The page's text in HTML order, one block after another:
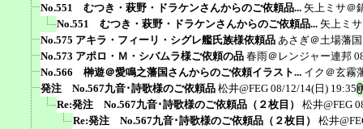
No.551 むつき・萩野・ドラケンさんからのご依頼品... 矢上ミサ＠
No.551 むつき・萩野・ドラケンさんからのご依頼品... 矢上ミ
No.575 アキラ・フィーリ・シグレ艦氏族様依頼品 あさぎ＠土場藩国
No.573 アポロ・Ｍ・シバムラ様ご依頼の品 春雨＠レンジャー連邦
No.566 榊遊＠愛鳴之藩国さんからのご依頼イラスト... イク＠玄霧
発注 No.567九音･詩歌様のご依頼品 松井@FEG 08/12/14(日) 19:35
Re:発注 No.567九音･詩歌様のご依頼品（２枚目）
松井@FEG
Re:発注 No.567九音･詩歌様のご依頼品（２枚目）
松井